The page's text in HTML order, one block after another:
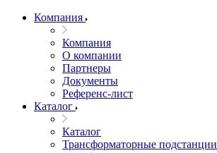
Компания
Компания
О компании
Партнеры
Документы
Референс-лист
Каталог
Каталог
Трансформаторные подстанции